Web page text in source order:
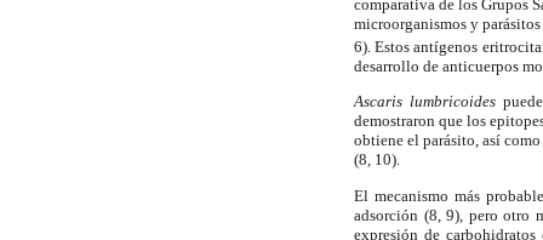
comparativa de los Grupos
microorganismos y
6). Estos antígenos
desarrollo de anticuerpos
Ascaris lumbricoides
demostraron que los
obtiene el parásito, así
(8, 10).
El mecanismo más
adsorción (8, 9), pero otro
expresión de